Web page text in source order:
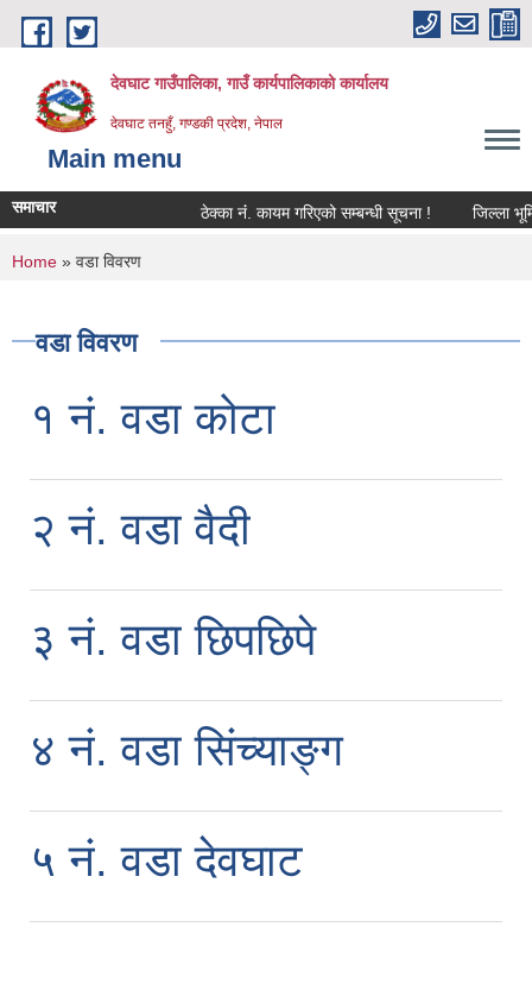
Skip to main content
देवघाट गाउँपालिका, गाउँ कार्यपालिकाको कार्यालय
देवघाट तनहुँ, गण्डकी प्रदेश, नेपाल
Main menu
समाचार ठेक्का नंं. कायम गरिएको सम्बन्धी सूचना ! जिल्ला
You are here
Home » वडा विवरण
वडा विवरण
१ नं. वडा कोटा
२ नं. वडा वैदी
३ नं. वडा छिपछिपे
४ नं. वडा सिंच्याङ्ग
५ नं. वडा देवघाट